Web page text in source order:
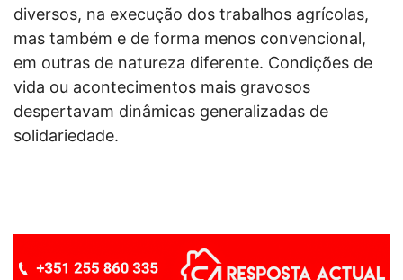
diversos, na execução dos trabalhos agrícolas,
mas também e de forma menos convencional,
em outras de natureza diferente. Condições de
vida ou acontecimentos mais gravosos
despertavam dinâmicas generalizadas de
solidariedade.